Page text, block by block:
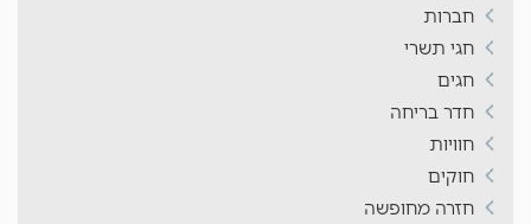
חברות
חגי תשרי
חגים
חדר בריחה
חוויות
חוקים
חזרה מחופשה